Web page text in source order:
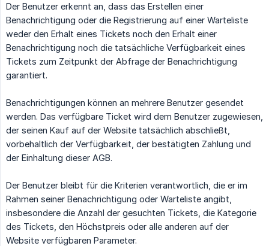
Der Benutzer erkennt an, dass das Erstellen einer
Benachrichtigung oder die Registrierung auf einer Warteliste
weder den Erhalt eines Tickets noch den Erhalt einer
Benachrichtigung noch die tatsächliche Verfügbarkeit eines
Tickets zum Zeitpunkt der Abfrage der Benachrichtigung
garantiert.
Benachrichtigungen können an mehrere Benutzer gesendet
werden. Das verfügbare Ticket wird dem Benutzer zugewiesen,
der seinen Kauf auf der Website tatsächlich abschließt,
vorbehaltlich der Verfügbarkeit, der bestätigten Zahlung und
der Einhaltung dieser AGB.
Der Benutzer bleibt für die Kriterien verantwortlich, die er im
Rahmen seiner Benachrichtigung oder Warteliste angibt,
insbesondere die Anzahl der gesuchten Tickets, die Kategorie
des Tickets, den Höchstpreis oder alle anderen auf der
Website verfügbaren Parameter.